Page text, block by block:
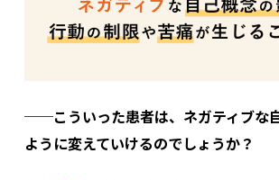
──こういった患者は、ネガティブな
ように変えていけるのでしょうか？